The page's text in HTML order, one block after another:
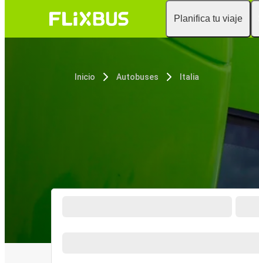
Planifica tu viaje
Inicio Autobuses Italia